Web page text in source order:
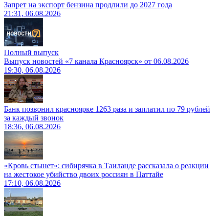
Запрет на экспорт бензина продлили до 2027 года
21:31, 06.08.2026
Полный выпуск
Выпуск новостей «7 канала Красноярск» от 06.08.2026
19:30, 06.08.2026
Банк позвонил красноярке 1263 раза и заплатил по 79 рублей
за каждый звонок
18:36, 06.08.2026
«Кровь стынет»: сибирячка в Таиланде рассказала о реакции
на жестокое убийство двоих россиян в Паттайе
17:10, 06.08.2026